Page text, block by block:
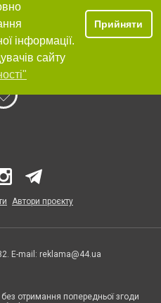
інформації.
сайту
Прийняти
Автори проєкту
E-mail: reklama@44.ua
отримання попередньої згоди